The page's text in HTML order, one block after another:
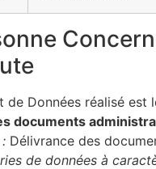
de Données réalisé est
documents
Délivrance des
de données à